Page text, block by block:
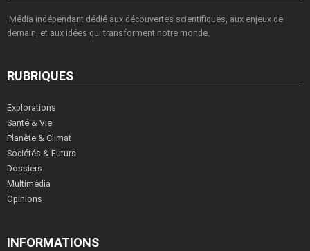
Média indépendant dédié aux découvertes scientifiques, aux enjeux de
demain, et aux idées qui transforment notre monde.
RUBRIQUES
Explorations
Santé & Vie
Planète & Climat
Sociétés & Futurs
Dossiers
Multimédia
Opinions
INFORMATIONS